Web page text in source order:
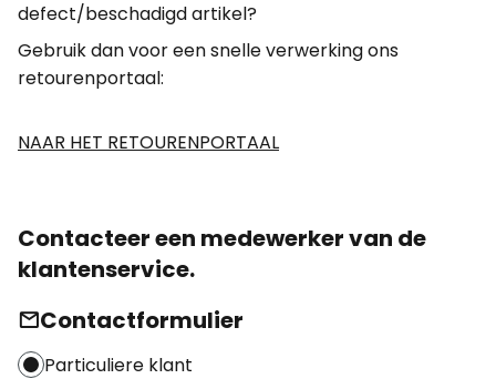
defect/beschadigd artikel?
Gebruik dan voor een snelle verwerking ons
retourenportaal:
NAAR HET RETOURENPORTAAL
Contacteer een medewerker van de
klantenservice.
Contactformulier
Particuliere klant